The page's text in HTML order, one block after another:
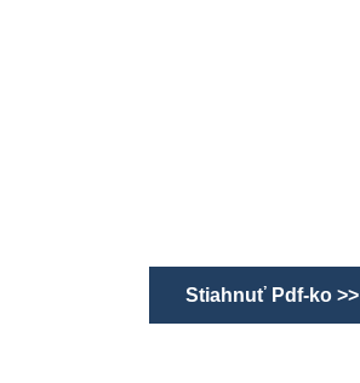
Stiahnuť Pdf-ko >>